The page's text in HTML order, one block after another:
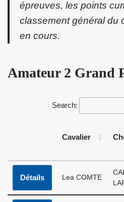
épreuves, les points
classement général du
en cours.
Amateur 2 Grand
Search:
Cavalier
Détails Lea COMTE